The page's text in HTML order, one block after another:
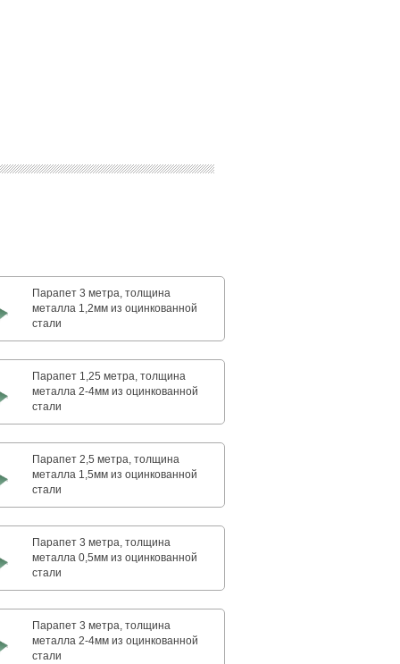
Парапет 3 метра, толщина
металла 1,2мм из оцинкованной
стали
Парапет 1,25 метра, толщина
металла 2-4мм из оцинкованной
стали
Парапет 2,5 метра, толщина
металла 1,5мм из оцинкованной
стали
Парапет 3 метра, толщина
металла 0,5мм из оцинкованной
стали
Парапет 3 метра, толщина
металла 2-4мм из оцинкованной
стали